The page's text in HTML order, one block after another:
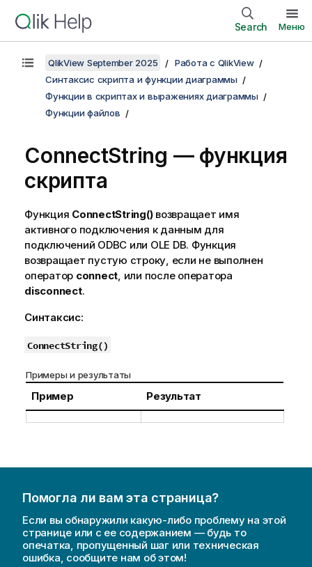
Search Меню
QlikView September 2025
Работа с QlikView
Синтаксис скрипта и функции диаграммы
Функции в скриптах и выражениях диаграммы
Функции файлов
ConnectString — функция
скрипта
Функция ConnectString()возвращает имя
активного подключения к данным для
подключений ODBC или OLE DB. Функция
возвращает пустую строку, если не выполнен
оператор connect, или после оператора
disconnect.
Синтаксис:
ConnectString()
Примеры и результаты
Пример Результат
Помогла ли вам эта страница?
Если вы обнаружили какую-либо проблему на этой
странице или с ее содержанием — будь то
опечатка, пропущенный шаг или техническая
ошибка, сообщите нам об этом!